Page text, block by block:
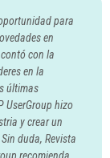
para
en
con la
en la
últimas
UserGroup hizo
y crear un
duda, Revista